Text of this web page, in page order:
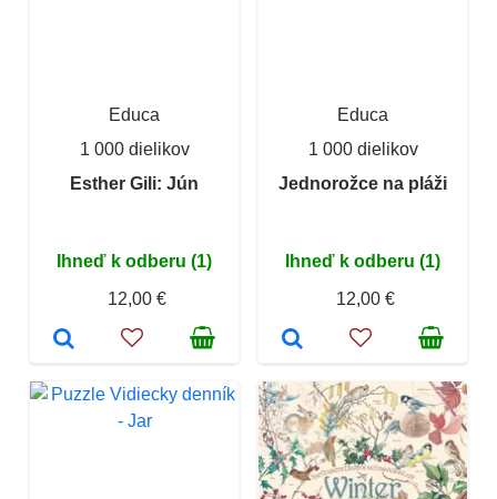
Educa
1 000 dielikov
Esther Gili: Jún
Ihneď k odberu (1)
12,00 €
Educa
1 000 dielikov
Jednorožce na pláži
Ihneď k odberu (1)
12,00 €